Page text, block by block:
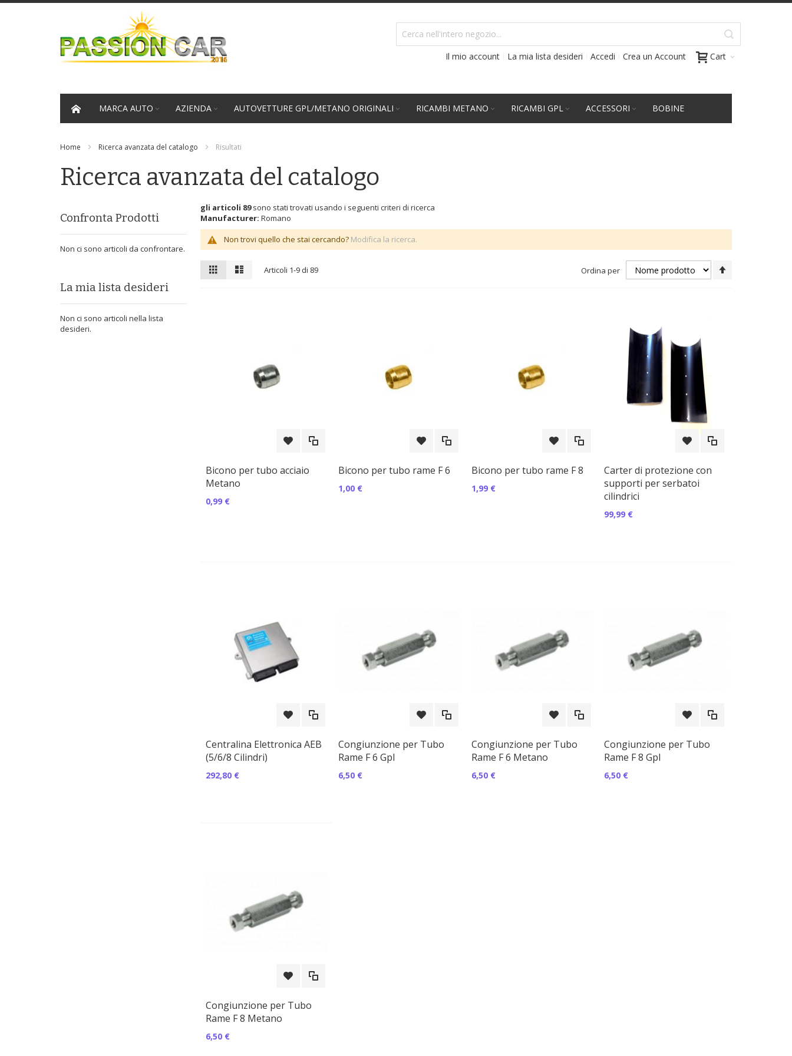
contenuto
Cart
Il mio account La mia lista desideri Accedi Crea un Account
MARCA AUTO AZIENDA AUTOVETTURE GPL/METANO ORIGINALI RICAMBI METANO RICAMBI GPL ACCESSORI BOBINE
Home Ricerca avanzata del catalogo Risultati
Ricerca avanzata del catalogo
gli articoli 89sono stati trovati usando i seguenti criteri di ricerca
Manufacturer: Romano
Non trovi quello che stai cercando? Modifica la ricerca.
Mostra
come
Griglia Articoli 1-9di 89 Ordina per
Bicono per tubo acciaio
Metano
0,99 €
Bicono per tubo rame F 6
1,00 €
Bicono per tubo rame F 8
1,99 €
Carter di protezione con
supporti per serbatoi
cilindrici
99,99 €
Centralina Elettronica AEB
(5/6/8 Cilindri)
292,80 €
Congiunzione per Tubo
Rame F 6 Gpl
6,50 €
Congiunzione per Tubo
Rame F 6 Metano
6,50 €
Congiunzione per Tubo
Rame F 8 Gpl
6,50 €
Congiunzione per Tubo
Rame F 8 Metano
6,50 €
Confronta Prodotti
Non ci sono articoli da confrontare.
La mia lista desideri
Non ci sono articoli nella lista
desideri.